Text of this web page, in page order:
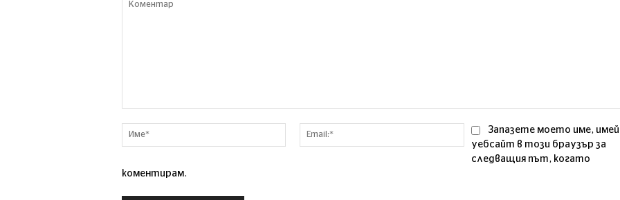
Име*
Email:*Запазете моето име,
уебсайт в този браузър за
следващия път, когато
коментирам.